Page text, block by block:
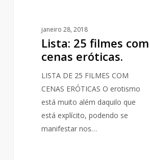
janeiro 28, 2018
Lista: 25 filmes com
cenas eróticas.
LISTA DE 25 FILMES COM
CENAS ERÓTICAS O erotismo
está muito além daquilo que
está explícito, podendo se
manifestar nos…